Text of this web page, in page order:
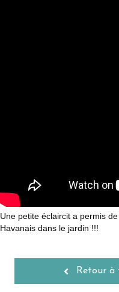
Une petite éclaircit a permis
Havanais dans le jardin !!!
Retour à